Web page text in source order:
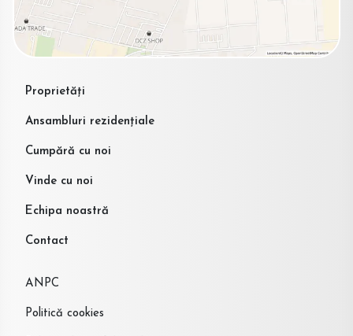
Proprietăți
Ansambluri rezidențiale
Cumpără cu noi
Vinde cu noi
Echipa noastră
Contact
ANPC
Politică cookies